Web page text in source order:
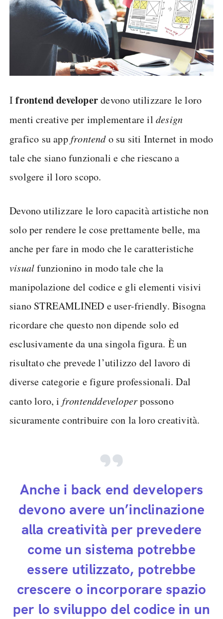
Ifrontend developerdevono utilizzare le loro
menti creative per implementare il design
grafico su appfrontendo su siti Internet in modo
tale che siano funzionali e che riescano a
svolgere il loro scopo.
Devono utilizzare le loro capacità artistiche non
solo per rendere le cose prettamente belle, ma
anche per fare in modo che le caratteristiche
visualfunzionino in modo tale che la
manipolazione del codice e gli elementi visivi
siano STREAMLINED e user-friendly. Bisogna
ricordare che questo non dipende solo ed
esclusivamente da una singola figura. È un
risultato che prevede l’utilizzo del lavoro di
diverse categorie e figure professionali. Dal
canto loro, i frontenddeveloperpossono
sicuramente contribuire con la loro creatività.
Anche i back end developers
devono avere un’inclinazione
alla creatività per prevedere
come un sistema potrebbe
essere utilizzato, potrebbe
crescere o incorporare spazio
per lo sviluppo del codice in un